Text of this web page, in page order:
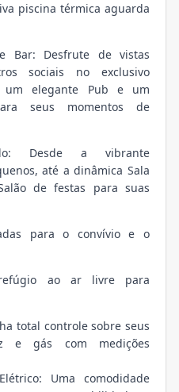
piscina térmica aguarda
Bar: Desfrute de vistas
sociais no exclusivo
um elegante Pub e um
seus momentos de
Desde a vibrante
até a dinâmica Sala
de festas para suas
para o convívio e o
ao ar livre para
total controle sobre seus
e gás com medições
Uma comodidade